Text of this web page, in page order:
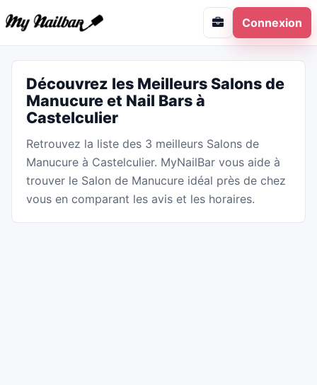
Connexion
Découvrez les Meilleurs Salons de
Manucure et Nail Bars à
Castelculier
Retrouvez la liste des 3 meilleurs Salons de
Manucure à Castelculier. MyNailBar vous aide à
trouver le Salon de Manucure idéal près de chez
vous en comparant les avis et les horaires.